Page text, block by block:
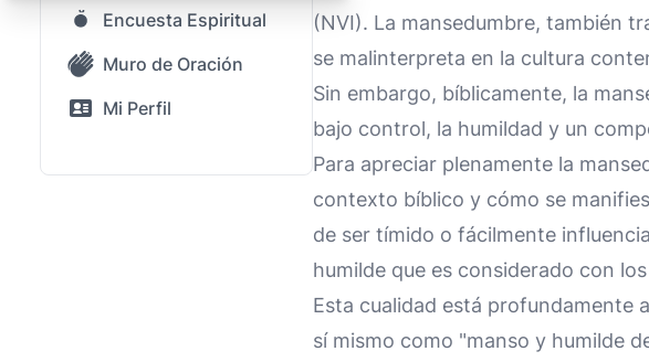
Encuesta Espiritual
Muro de Oración
Mi Perfil
(NVI). La mansedumbre, también
se malinterpreta en la cultura
Sin embargo, bíblicamente, la
bajo control, la humildad y un
Para apreciar plenamente la
contexto bíblico y cómo se
de ser tímido o fácilmente
humilde que es considerado con
Esta cualidad está profundamente
sí mismo como "manso y humilde